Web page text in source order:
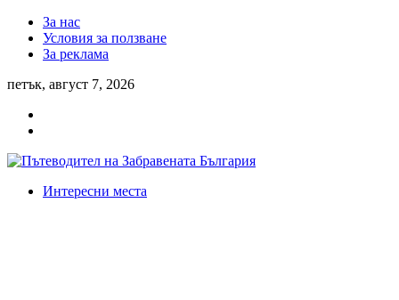
За нас
Условия за ползване
За реклама
петък, август 7, 2026
Интересни места